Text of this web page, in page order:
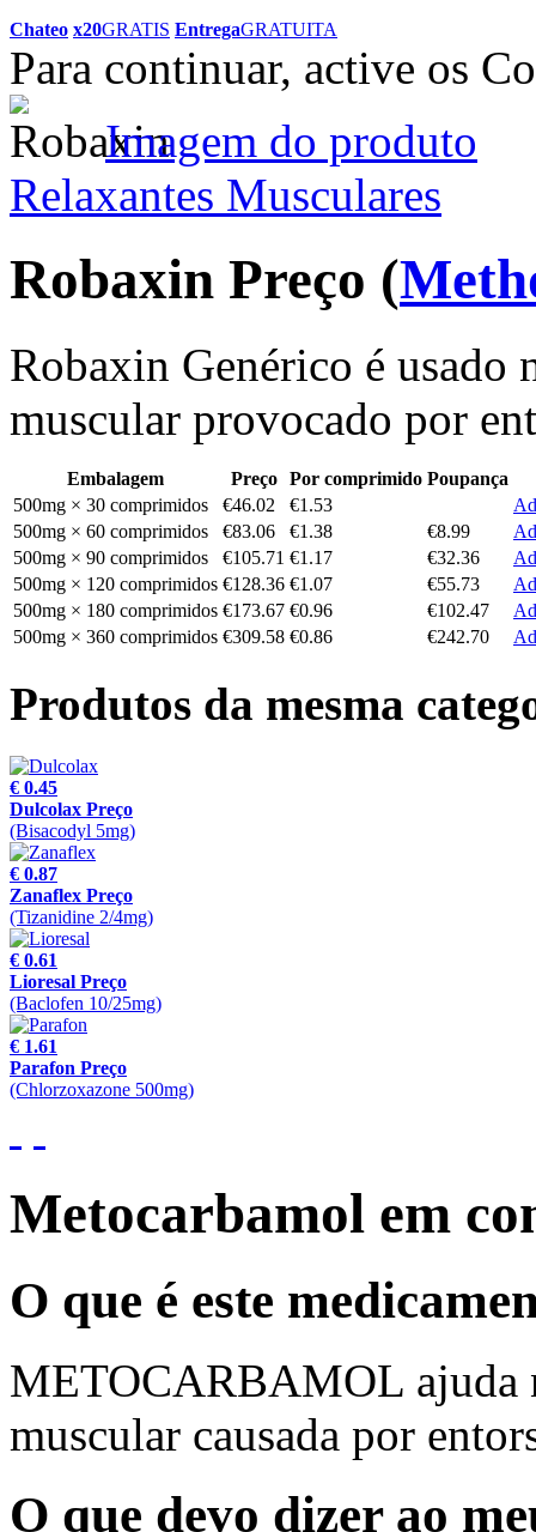
Chateo x20GRATIS EntregaGRATUITA
Para continuar, active os
Imagem do produto
Relaxantes Musculares
Robaxin Preço (
Robaxin Genérico é
muscular provocado por
Embalagem Preço Por comprimido Poupança
500mg × 30 comprimidos
€46.02 €1.53
500mg × 60 comprimidos
€83.06 €1.38 €8.99
500mg × 90 comprimidos
€105.71 €1.17 €32.36
500mg × 120 comprimidos €128.36 €1.07 €55.73
500mg × 180 comprimidos €173.67 €0.96 €102.47
500mg × 360 comprimidos €309.58 €0.86 €242.70
Produtos da mesma
€ 0.45
Dulcolax Preço
(Bisacodyl 5mg)
€ 0.87
Zanaflex Preço
(Tizanidine 2/4mg)
€ 0.61
Lioresal Preço
(Baclofen 10/25mg)
€ 1.61
Parafon Preço
(Chlorzoxazone 500mg)
Metocarbamol em
O que é este
METOCARBAMOL ajuda
muscular causada por
O que devo dizer ao